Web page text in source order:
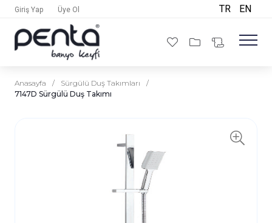
Giriş Yap Üye Ol TR EN
Anasayfa / Sürgülü Duş Takımları
/
7147D Sürgülü Duş Takımı